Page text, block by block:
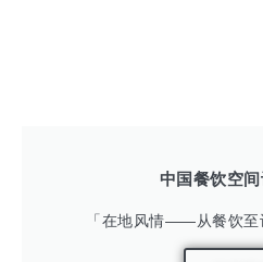
中国餐饮空
「在地风情——从餐饮至